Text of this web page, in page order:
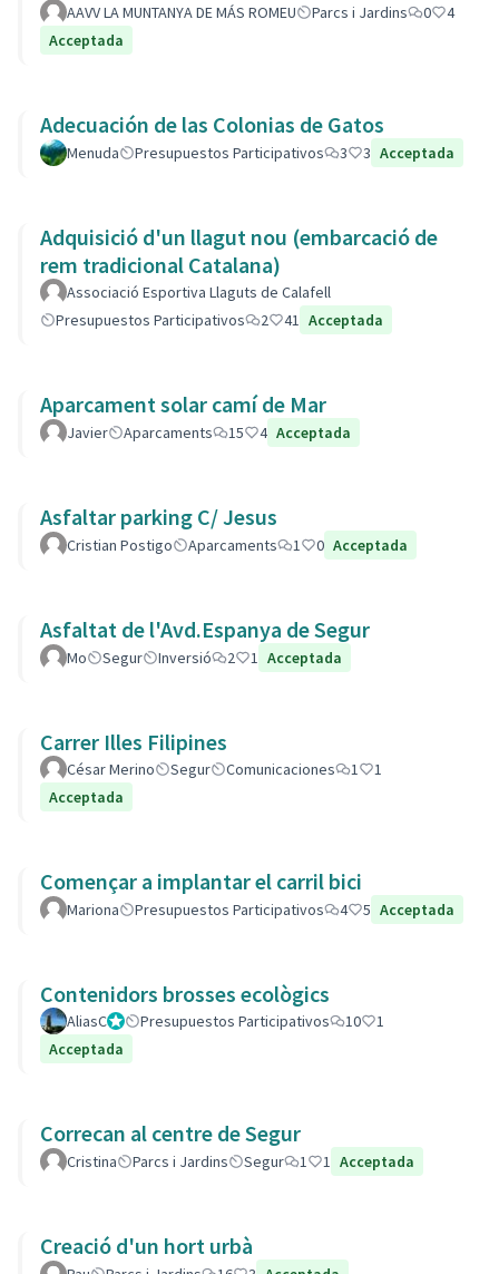
AAVV LA MUNTANYA DE MÁS ROMEU Parcs i Jardins 0
4
Acceptada
Adecuación de las Colonias de Gatos
Menuda Presupuestos Participativos 3 3 Acceptada
Adquisició d'un llagut nou (embarcació de
rem tradicional Catalana)
Associació Esportiva Llaguts de Calafell
Presupuestos Participativos
2 41 Acceptada
Aparcament solar camí de Mar
Javier Aparcaments 15 4 Acceptada
Asfaltar parking C/ Jesus
Cristian Postigo Aparcaments 1 0 Acceptada
Asfaltat de l'Avd.Espanya de Segur
Mo Segur Inversió 2 1 Acceptada
Carrer Illes Filipines
César Merino Segur Comunicaciones 1
1
Acceptada
Començar a implantar el carril bici
Mariona Presupuestos Participativos 4 5 Acceptada
Contenidors brosses ecològics
AliasCGestorPresupuestos Participativos 10
1
Acceptada
Correcan al centre de Segur
Cristina Parcs i Jardins Segur 1 1 Acceptada
Creació d'un hort urbà